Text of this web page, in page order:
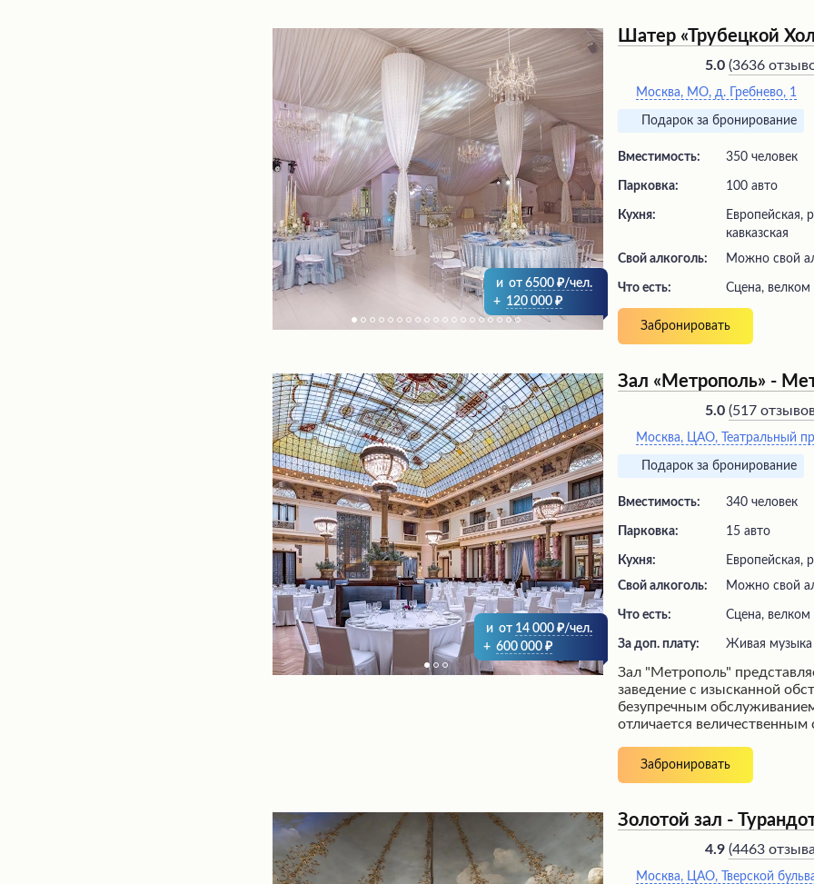
сопровождение
элегантном банкетном зале
насладиться красивым
и уютной обстановкой.
подходит для проведения
удобному расположению и
обслуживания.
и от 6500
/чел.
+ 120 000
Шатер «Трубецкой
5.0 (3636
Москва, МО, д. Гребнево, 1
Подарок за бронирование
Вместимость: 350 человек
Парковка: 100 авто
Кухня:
Европейская,
кавказская
Свой алкоголь:
Можно свой
Что есть: сцена, велком
Забронировать
и от 14 000
/чел.
+ 600 000
Зал «Метрополь» -
5.0 (517
Москва, ЦАО, Театральный
Подарок за бронирование
Вместимость: 340 человек
Парковка: 15 авто
Кухня:
Европейская,
Свой алкоголь:
Можно свой
Что есть: сцена, велком
За доп. плату: живая музыка
Зал "Метрополь"
заведение с изысканной
безупречным
отличается
наполнена живой музыкой
предлагает широкий выбор
качества без ограничений.
внимательно улавливают
гостей и оперативно
безукоризненный сервис.
Забронировать
Золотой зал -
4.9 (4463
Москва, ЦАО, Тверской